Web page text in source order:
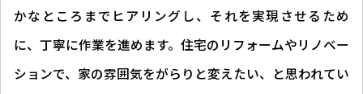
かなところまでヒアリングし、それを実現させるため
に、丁寧に作業を進めます。住宅のリフォームやリノベー
ションで、家の雰囲気をがらりと変えたい、と思われてい